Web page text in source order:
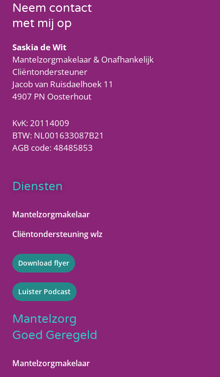
Neem contact
met mij op
Saskia de Wit
Mantelzorgmakelaar & Onafhankelijk
Cliëntondersteuner
Jacob van Ruisdaelhoek 11
4907 PN Oosterhout
KvK: 20114009
BTW: NL001633087B21
AGB code: 48485853
Diensten
Mantelzorgmakelaar
Cliëntondersteuning wlz
Download flyer
Luister Podcast
Mantelzorg
Goed Geregeld
Mantelzorgmakelaar